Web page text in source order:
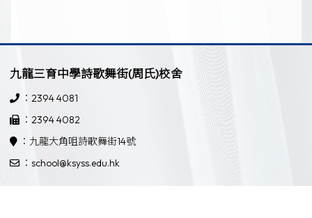
九龍三育中學詩歌舞街(周氏)校舍
：2394 4081
：2394 4082
：九龍大角咀詩歌舞街14號
：school@ksyss.edu.hk